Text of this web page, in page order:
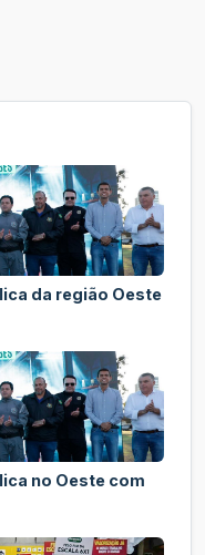
da região Oeste
no Oeste com